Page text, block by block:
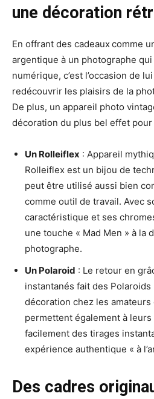
une décoration
En offrant des cadeaux comme
argentique à un photographe
numérique, c’est l’occasion de
redécouvrir les plaisirs de la
De plus, un appareil photo
décoration du plus bel effet
Un Rolleiflex : Appareil
Rolleiflex est un bijou de
peut être utilisé aussi bien
comme outil de travail. Avec
caractéristique et ses
une touche « Mad Men » à la
photographe.
Un Polaroid : Le retour en
instantanés fait des Polaroids
décoration chez les
permettent également à
facilement des tirages
expérience authentique « à
Des cadres